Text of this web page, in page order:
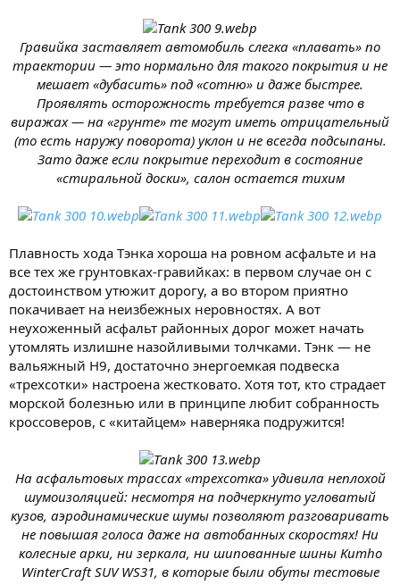
Гравийка заставляет автомобиль слегка «плавать» по
траектории — это нормально для такого покрытия и не
мешает «дубасить» под «сотню» и даже быстрее.
Проявлять осторожность требуется разве что в
виражах — на «грунте» те могут иметь отрицательный
(то есть наружу поворота) уклон и не всегда подсыпаны.
Зато даже если покрытие переходит в состояние
«стиральной доски», салон остается тихим
Плавность хода Тэнка хороша на ровном асфальте и на
все тех же грунтовках-гравийках: в первом случае он с
достоинством утюжит дорогу, а во втором приятно
покачивает на неизбежных неровностях. А вот
неухоженный асфальт районных дорог может начать
утомлять излишне назойливыми толчками. Тэнк — не
вальяжный H9, достаточно энергоемкая подвеска
«трехсотки» настроена жестковато. Хотя тот, кто страдает
морской болезнью или в принципе любит собранность
кроссоверов, с «китайцем» наверняка подружится!
На асфальтовых трассах «трехсотка» удивила неплохой
шумоизоляцией: несмотря на подчеркнуто угловатый
кузов, аэродинамические шумы позволяют разговаривать
не повышая голоса даже на автобанных скоростях! Ни
колесные арки, ни зеркала, ни шипованные шины Kumho
WinterCraft SUV WS31, в которые были обуты тестовые